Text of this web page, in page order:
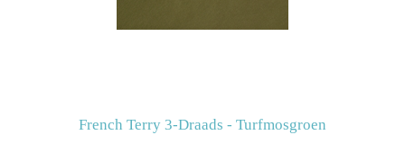
French Terry 3-Draads - Turfmosgroen